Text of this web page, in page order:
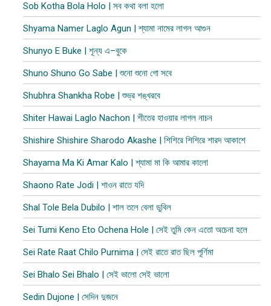
Sob Kotha Bola Holo | সব কথা বলা হলো
Shyama Namer Laglo Agun | শ্যামা নামের লাগল আগুন
Shunyo E Buke | শূন্য এ–বুকে
Shuno Shuno Go Sabe | শুনো শুনো গো সবে
Shubhra Shankha Robe | শুভ্র শঙ্খরবে
Shiter Hawai Laglo Nachon | শীতের হাওয়ার লাগল নাচন
Shishire Shishire Sharodo Akashe | শিশিরে শিশিরে শারদ আকাশে
Shayama Ma Ki Amar Kalo | শ্যামা মা কি আমার কালো
Shaono Rate Jodi | শাওন রাতে যদি
Shal Tole Bela Dubilo | শাল তলে বেলা ডুবিল​
Sei Tumi Keno Eto Ochena Hole | সেই তুমি কেন এতো অচেনা হলে
Sei Rate Raat Chilo Purnima | সেই রাতে রাত ছিল পূর্ণিমা
Sei Bhalo Sei Bhalo | সেই ভালো সেই ভালো
Sedin Dujone | সেদিন দুজনে